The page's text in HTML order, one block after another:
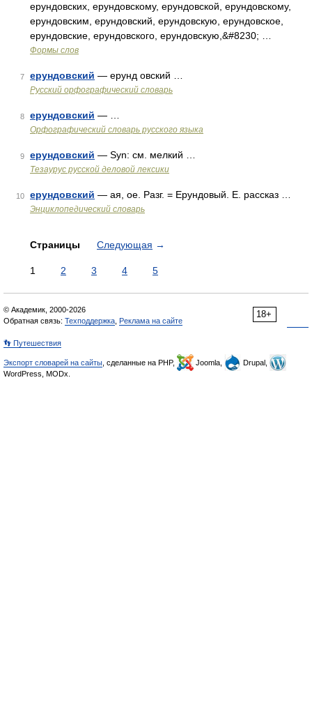
ерундовских, ерундовскому, ерундовской, ерундовскому,
ерундовским, ерундовский, ерундовскую, ерундовское,
ерундовские, ерундовского, ерундовскую,&#8230; …
Формы слов
7 ерундовский — ерунд овский …
Русский орфографический словарь
8 ерундовский — …
Орфографический словарь русского языка
9 ерундовский — Syn: см. мелкий …
Тезаурус русской деловой лексики
10 ерундовский — ая, ое. Разг. = Ерундовый. Е. рассказ …
Энциклопедический словарь
Страницы Следующая →
1 2 3 4 5
18+
© Академик, 2000-2026
Обратная связь: Техподдержка Реклама на сайте
👣 Путешествия
Экспорт словарей на сайты , сделанные на PHP, Joomla,
Drupal,
WordPress, MODx.